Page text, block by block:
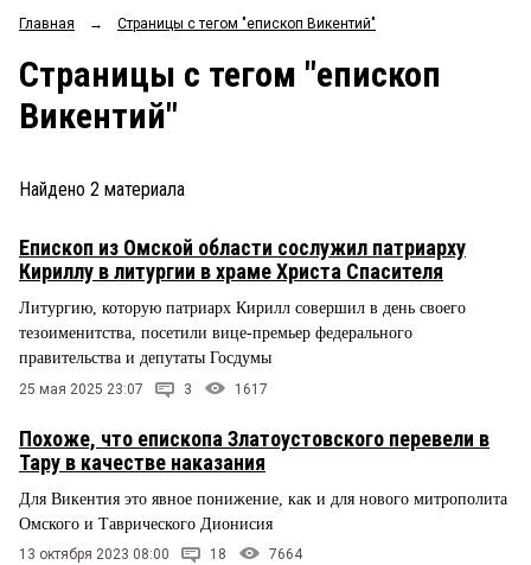
ОБЩЕСТВО
ЗАКОН
ПРОИСШЕСТВИЯ
СТИЛЬ ЖИЗНИ
Мнения
Рейтинги
Главная → Страницы c тегом "епископ Викентий"
Страницы c тегом "епископ
Викентий"
Найдено 2 материала
Епископ из Омской области сослужил патриарху
Кириллу в литургии в храме Христа Спасителя
Литургию, которую патриарх Кирилл совершил в день своего
тезоименитства, посетили вице-премьер федерального
правительства и депутаты Госдумы
25 мая 2025 23:07 3 1617
Похоже, что епископа Златоустовского перевели в
Тару в качестве наказания
Для Викентия это явное понижение, как и для нового митрополита
Омского и Таврического Дионисия
13 октября 2023 08:00 18 7664